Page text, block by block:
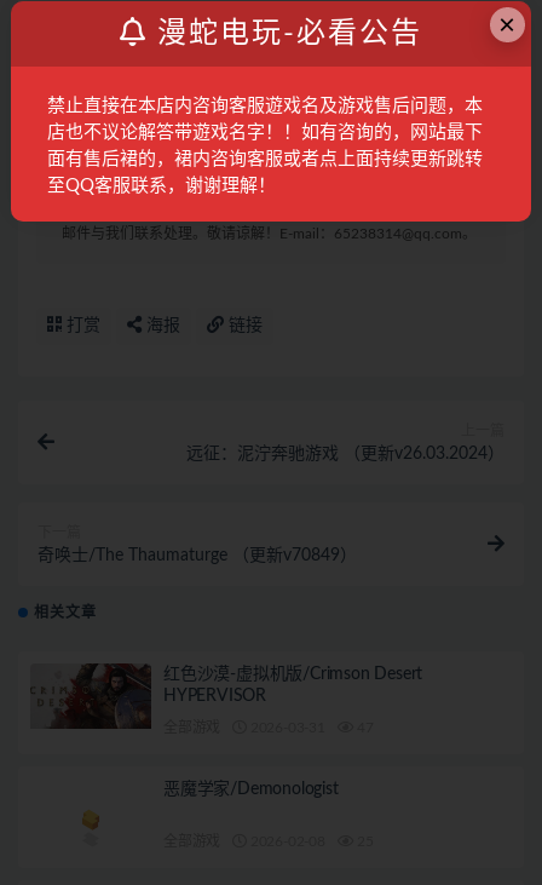
起，Steam 客户端将仅支持 Windows 10 及更新版本。
体验；不得将上述内容用于商业或者非法用途，否则，一切后果
请用户自负。您必须在下载后的24个小时之内，从您的电脑中彻
底删除上述内容。如果您喜欢该游戏内容，请支持正版，购买注
邮件与我们联系处理。敬请谅解！E-mail：65238314@qq.com。
打赏 海报 链接
远征：泥泞奔驰游戏 （更新v26.03.2024）
奇唤士/The Thaumaturge （更新v70849）
相关文章
红色沙漠-虚拟机版/Crimson Desert
HYPERVISOR
恶魔学家/Demonologist
×
漫蛇电玩-必看公告
禁止直接在本店内咨询客服遊戏名及游戏售后问题，本
店也不议论解答带遊戏名字！！如有咨询的，网站最下
面有售后裙的，裙内咨询客服或者点上面持续更新跳转
至QQ客服联系，谢谢理解！